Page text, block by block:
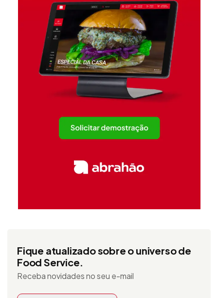
Fique atualizado sobre o universo de
Food Service.
Receba novidades no seu e-mail